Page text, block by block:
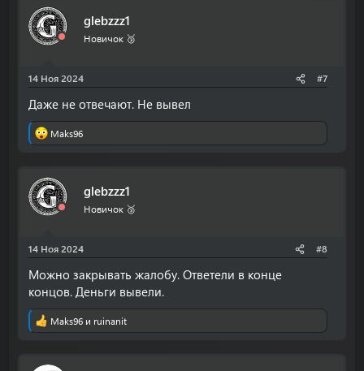
glebzzz1
Новичок 🥉
14 Ноя 2024 #7
Даже не отвечают. Не вывел
Р
к
ц
и
и
Maks96
glebzzz1
Новичок 🥉
14 Ноя 2024 #8
Можно закрывать жалобу. Ответели в конце
концов. Деньги вывели.
Р
к
Maks96 и ruinanit